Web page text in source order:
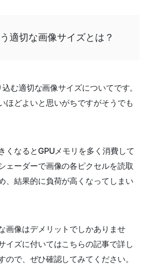
適切な画像サイズとは？
む適切な画像サイズについてです。
ほどよいと思いがちですがそうでも
くなるとGPUメモリを多く消費して
ェーダーで画像の各ピクセルを読取
、結果的に負荷が高くなってしまい
画像はデメリットでしかありませ
イズに付いてはこちらの記事で詳し
ので、ぜひ確認してみてください。